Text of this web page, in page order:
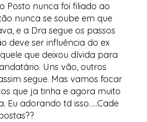
Posto nunca foi filiado ao
nunca se soube em que
e a Dra segue os passos
deve ser influência do ex
que deixou dívida para
Uns vão, outros
segue. Mas vamos focar
que ja tinha e agora muito
Eu adorando td isso…..Cade